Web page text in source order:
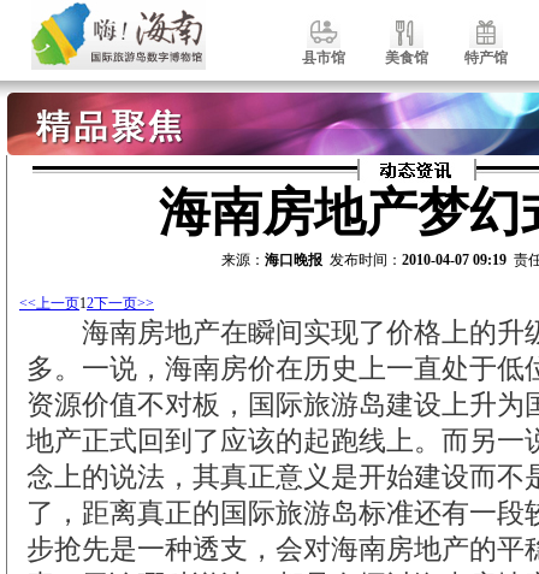
县市馆 美食馆 特产馆
海南房地产梦幻
来源： 海口晚报发布时间： 2010-04-07 09:19责
<<上一页12下一页>>
海南房地产在瞬间实现了价格上的升
多。一说，海南房价在历史上一直处于低
资源价值不对板，国际旅游岛建设上升为
地产正式回到了应该的起跑线上。而另一
念上的说法，其真正意义是开始建设而不
了，距离真正的国际旅游岛标准还有一段
步抢先是一种透支，会对海南房地产的平